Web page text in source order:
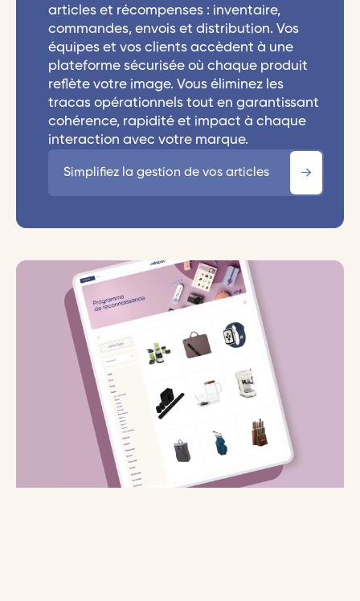
articles et récompenses : inventaire,
commandes, envois et distribution. Vos
équipes et vos clients accèdent à une
plateforme sécurisée où chaque produit
reflète votre image. Vous éliminez les
tracas opérationnels tout en garantissant
cohérence, rapidité et impact à chaque
interaction avec votre marque.
Simplifiez la gestion de vos articles